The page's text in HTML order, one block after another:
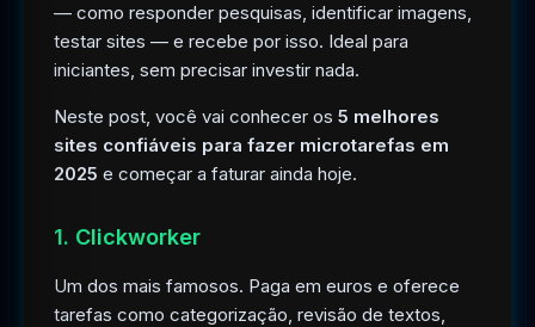
— como responder pesquisas, identificar imagens,
testar sites — e recebe por isso. Ideal para
iniciantes, sem precisar investir nada.
Neste post, você vai conhecer os 5 melhores
sites confiáveis para fazer microtarefas em
2025 e começar a faturar ainda hoje.
1. Clickworker
Um dos mais famosos. Paga em euros e oferece
tarefas como categorização, revisão de textos,